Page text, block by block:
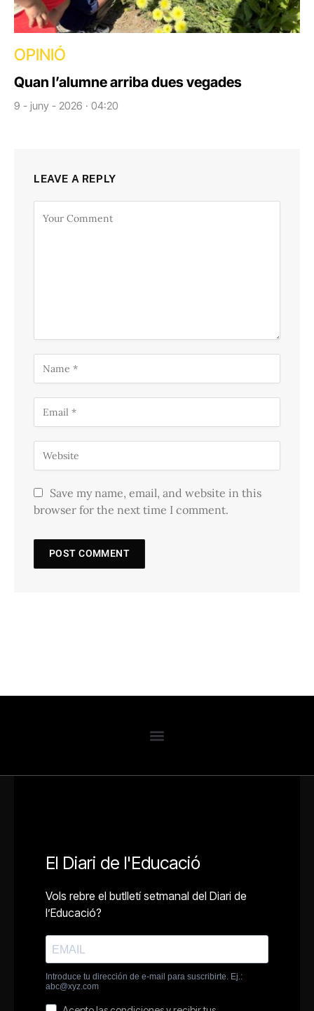
OPINIÓ
Quan l’alumne arriba dues vegades
9 - juny - 2026 · 04:20
LEAVE A REPLY
Save my name, email, and website in this
browser for the next time I comment.